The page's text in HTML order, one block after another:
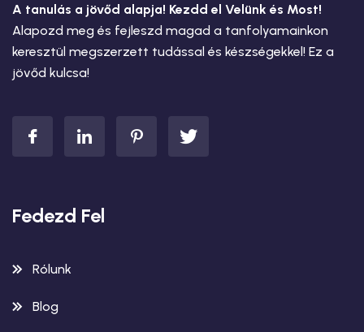
A tanulás a jövőd alapja! Kezdd el Velünk és Most!
Alapozd meg és fejleszd magad a tanfolyamainkon
keresztül megszerzett tudással és készségekkel! Ez a
jövőd kulcsa!
Fedezd Fel
Rólunk
Blog